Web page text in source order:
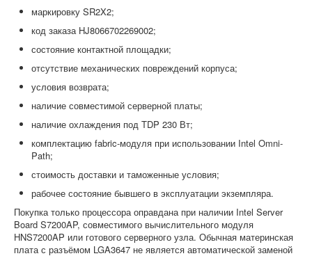
маркировку SR2X2;
код заказа HJ8066702269002;
состояние контактной площадки;
отсутствие механических повреждений корпуса;
условия возврата;
наличие совместимой серверной платы;
наличие охлаждения под TDP 230 Вт;
комплектацию fabric-модуля при использовании Intel Omni-
Path;
стоимость доставки и таможенные условия;
рабочее состояние бывшего в эксплуатации экземпляра.
Покупка только процессора оправдана при наличии Intel Server
Board S7200AP, совместимого вычислительного модуля
HNS7200AP или готового серверного узла. Обычная материнская
плата с разъёмом LGA3647 не является автоматической заменой